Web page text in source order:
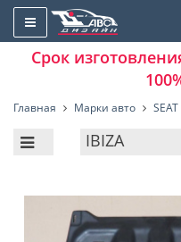
Срок
Главная Марки авто SEAT
IBIZA